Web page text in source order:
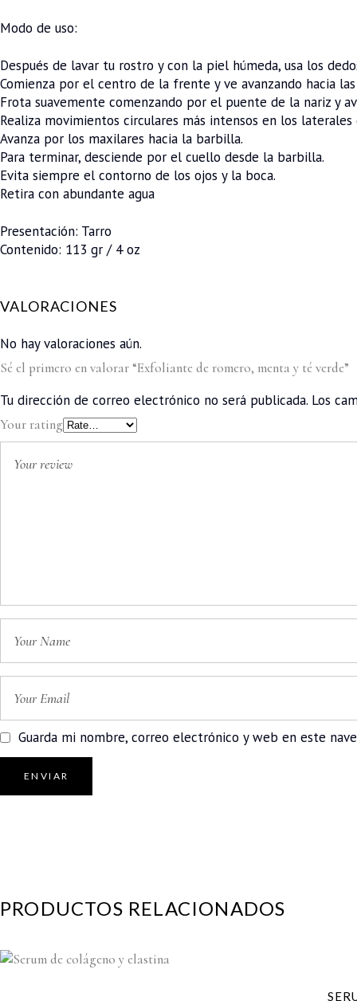
Modo de uso:
Después de lavar tu rostro y con la piel húmeda, usa los
Comienza por el centro de la frente y ve avanzando hacia las
Frota suavemente comenzando por el puente de la nariz y
Realiza movimientos circulares más intensos en los
Avanza por los maxilares hacia la barbilla.
Para terminar, desciende por el cuello desde la barbilla.
Evita siempre el contorno de los ojos y la boca.
Retira con abundante agua
Presentación: Tarro
Contenido: 113 gr / 4 oz
VALORACIONES
No hay valoraciones aún.
Sé el primero en valorar “Exfoliante de romero, menta y té verde”
Tu dirección de correo electrónico no será publicada. Los
Your rating
Guarda mi nombre, correo electrónico y web en este
PRODUCTOS RELACIONADOS